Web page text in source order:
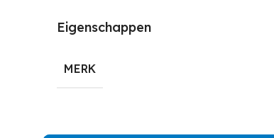
Eigenschappen
MERK